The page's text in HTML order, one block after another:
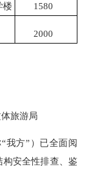
1580
2000
旅游局
我方”）已全面阅
构安全性排查、鉴